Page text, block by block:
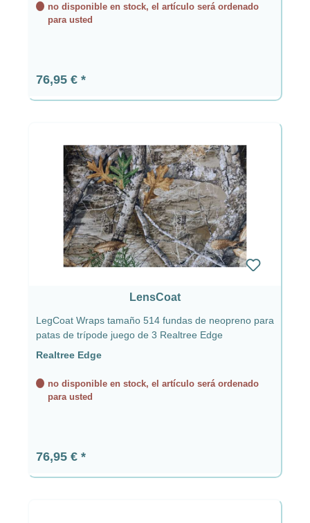
no disponible en stock, el artículo será ordenado
para usted
Precio normal:
76,95 €
LensCoat
LegCoat Wraps tamaño 514 fundas de neopreno para
patas de trípode juego de 3 Realtree Edge
Realtree Edge
no disponible en stock, el artículo será ordenado
para usted
Precio normal:
76,95 €